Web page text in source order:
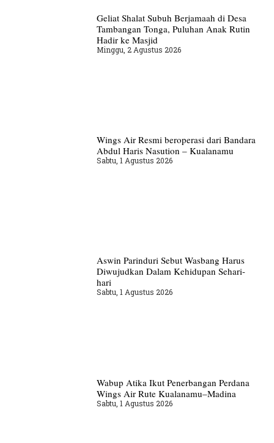
Geliat Shalat Subuh Berjamaah di Desa
Tambangan Tonga, Puluhan Anak Rutin
Hadir ke Masjid
Minggu, 2 Agustus 2026
Wings Air Resmi beroperasi dari Bandara
Abdul Haris Nasution – Kualanamu
Sabtu, 1 Agustus 2026
Aswin Parinduri Sebut Wasbang Harus
Diwujudkan Dalam Kehidupan Sehari-
hari
Sabtu, 1 Agustus 2026
Wabup Atika Ikut Penerbangan Perdana
Wings Air Rute Kualanamu–Madina
Sabtu, 1 Agustus 2026